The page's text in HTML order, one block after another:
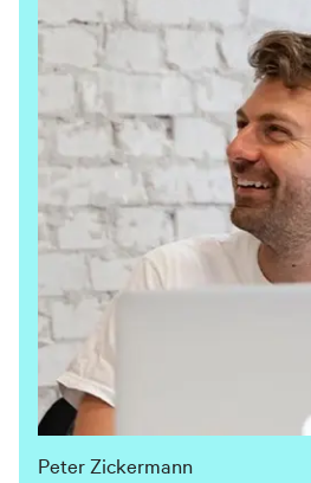
Peter Zickermann